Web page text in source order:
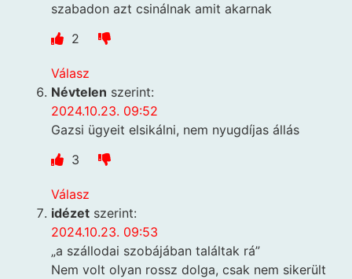
szabadon azt csinálnak amit akarnak
2
Válasz
Névtelen szerint:
2024.10.23. 09:52
Gazsi ügyeit elsikálni, nem nyugdíjas állás
3
Válasz
idézet szerint:
2024.10.23. 09:53
„a szállodai szobájában találtak rá”
Nem volt olyan rossz dolga, csak nem sikerült